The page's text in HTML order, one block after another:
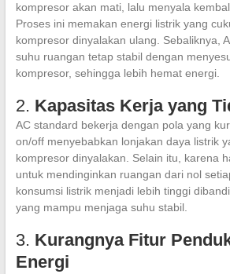
kompresor akan mati, lalu menyala
Proses ini memakan energi listrik yang
kompresor dinyalakan ulang. Sebaliknya,
suhu ruangan tetap stabil dengan
kompresor, sehingga lebih hemat energi.
2. Kapasitas Kerja yang
AC standard bekerja dengan pola yang
on/off menyebabkan lonjakan daya listrik
kompresor dinyalakan. Selain itu, karena
untuk mendinginkan ruangan dari nol
konsumsi listrik menjadi lebih tinggi
yang mampu menjaga suhu stabil.
3. Kurangnya Fitur
Energi